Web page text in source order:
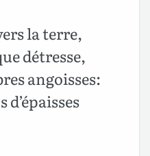
la terre,
détresse,
angoisses: